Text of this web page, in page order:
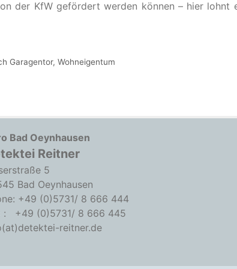
der KfW gefördert werden können – hier lohnt
Garagentor,Wohneigentum
Bad Oeynhausen
Reitner
5
Bad Oeynhausen
+49 (0)5731/ 8 666 444
: +49 (0)5731/ 8 666 445
reitner.de